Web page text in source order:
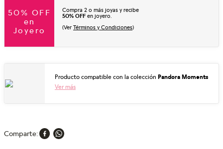
50% OFF
en
Joyero
Compra 2 o más joyas y recibe
50% OFF en joyero.
(Ver Términos y Condiciones)
Producto compatible con la colección Pandora Moments
Ver más
Comparte